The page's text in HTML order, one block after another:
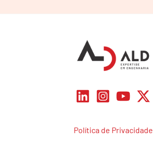
Política de Privacidade